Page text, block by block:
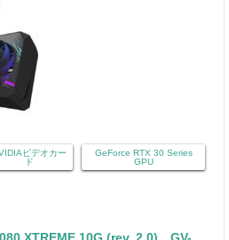
ビデオカー
ド
GeForce RTX 30 Series
GPU